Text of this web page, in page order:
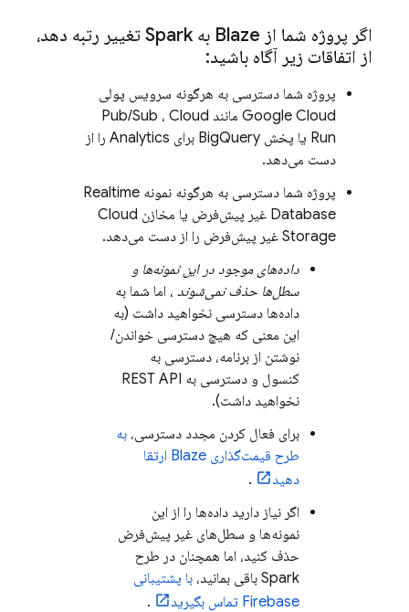
اگر پروژه شما از Blaze به Spark تغییر رتبه دهد،
از اتفاقات زیر آگاه باشید:
پروژه شما دسترسی به هرگونه سرویس پولی
Google Cloud مانند Pub/Sub ، Cloud
Run یا پخش BigQuery برای Analytics را از
دست می‌دهد.
پروژه شما دسترسی به هرگونه نمونه Realtime
Database غیر پیش‌فرض یا مخازن Cloud
Storage غیر پیش‌فرض را از دست می‌دهد.
داده‌های موجود در این نمونه‌ها و
سطل‌ها حذف نمی‌شوند ، اما شما به
داده‌ها دسترسی نخواهید داشت (به
این معنی که هیچ دسترسی خواندن/
نوشتن از برنامه، دسترسی به
کنسول و دسترسی به REST API
نخواهید داشت).
برای فعال کردن مجدد دسترسی، به
طرح قیمت‌گذاری Blaze ارتقا
دهید
.
اگر نیاز دارید داده‌ها را از این
نمونه‌ها و سطل‌های غیر پیش‌فرض
حذف کنید، اما همچنان در طرح
Spark باقی بمانید،
با پشتیبانی
Firebase تماس بگیرید
.